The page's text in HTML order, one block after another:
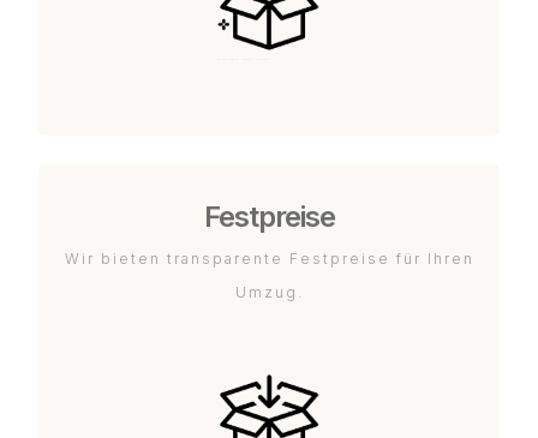
Festpreise
Wir bieten transparente Festpreise für Ihren
Umzug.